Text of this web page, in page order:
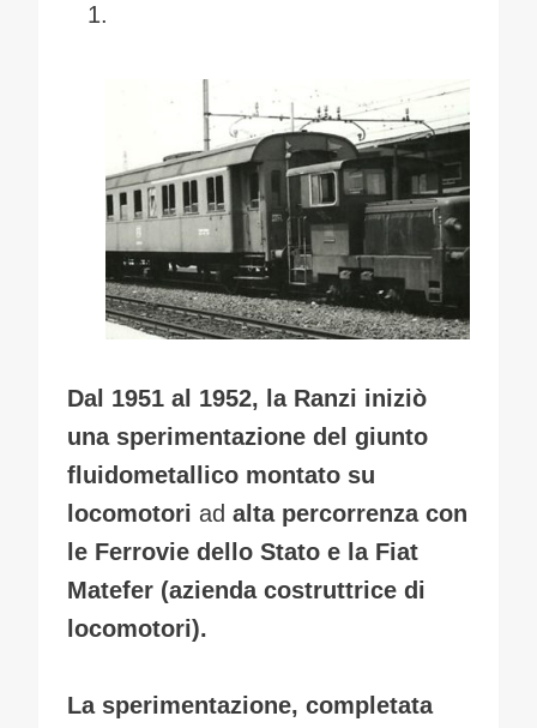
Dal 1951 al 1952, la Ranzi iniziò
una sperimentazione del giunto
fluidometallico montato su
locomotori ad alta percorrenza con
le Ferrovie dello Stato e la Fiat
Matefer (azienda costruttrice di
locomotori).
La sperimentazione, completata